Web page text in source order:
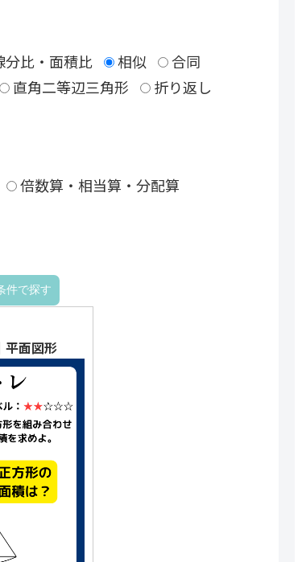
分比・面積比 相似
合同
直角二等辺三角形
折り返し
倍数算・相当算・分配算
平面図形